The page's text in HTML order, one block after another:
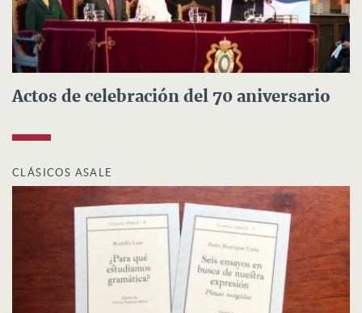
Actos de celebración del 70 aniversario
CLÁSICOS ASALE